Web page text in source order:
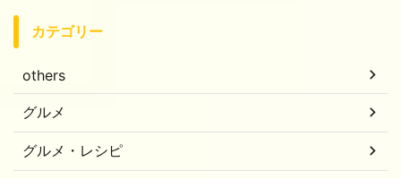
カテゴリー
others
グルメ
グルメ・レシピ